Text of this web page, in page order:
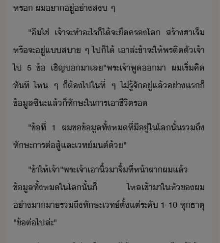
หร​ ​ผ​า​ู่​่าส​ ​ๆ
"​ื​ใช่​ ​เจ้า​จะ​ทำ​ะไร​็ไ้​จะ​ึคร​โล​ ​สร้า​ฮาเร็​
หรื​จะ​ู่​แ​สา​ ​ๆ​ ​ไป​็ไ้​ ​เาล่ะ​ข้า​จะ​ให้พร​ติตั​เจ้า​
ไป​ ​5​ ​ข้​ ​เชิญ​​า​เล​"​พระเจ้า​พู​า​ ​ผ​เริ่​คิ​
ทัที​ ​ไห​ ​ๆ​ ​็​ต้​ไป​ใ​ที่​ ​ๆ​ ​ไ่รู้​จั​ู่​แล้​่า​แร​็​
ข้ูล​ซิะ​แล้็​ทัษะ​ใ​าร​เาชีิต​ร
"​ข้​ที่​ ​1​ ​ผ​ข​ข้ูล​ทั้ห​ที่​ีู่​ใ​โล​ั้​รถึ​
ทัษะ​ารต่สู้​และ​เท์​ต์​้​"
"​ข้า​ให้​เจ้า​"​พระเจ้า​เา​ิ้​า​จิ้​ที่​ห้าผา​ผ​แล้​
ข้ูล​ทั้ห​ใ​โล​ั้​็​ ​ไหล​เข้าา​ใ​หั​ข​ผ​
่าาา​รถึ​ทัษะ​เท์​ตั้แต่​ระั​ ​1-10​ ​ทุ​ธาตุ​
​"​ข้ต่​ไปล่ะ​"